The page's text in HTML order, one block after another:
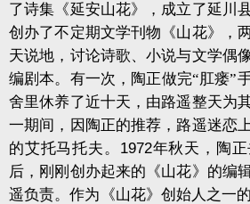
了诗集《延安山花》，成立了延川
创办了不定期文学刊物《山花》，
天说地，讨论诗歌、小说与文学偶
编剧本。有一次，陶正做完“肛瘘”
舍里休养了近十天，由路遥整天为
一期间，因陶正的推荐，路遥迷恋
的艾托马托夫。 1972年秋天，陶
后，刚刚创办起来的《山花》的编
遥负责。作为《山花》创始人之一